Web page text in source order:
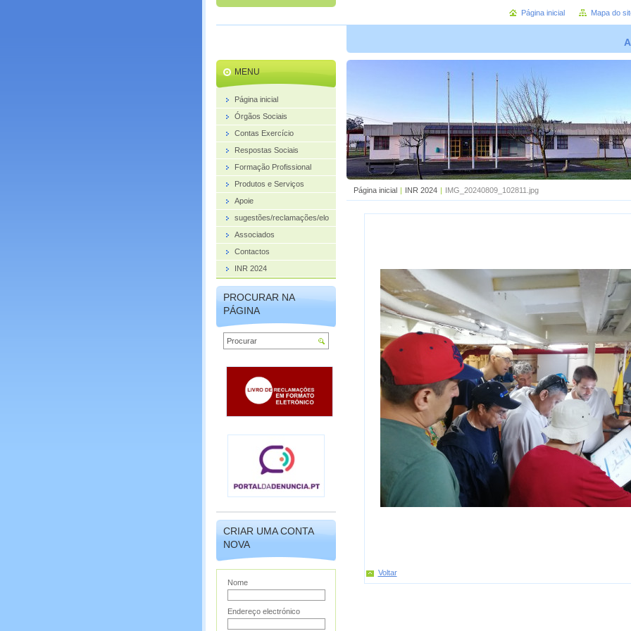
Página inicial | INR 2024 | IMG_20240809_102811.jpg
Voltar
MENU
Página inicial
Órgãos Sociais
Contas Exercício
Respostas Sociais
Formação Profissional
Produtos e Serviços
Apoie
sugestões/reclamações/elogios
Associados
Contactos
INR 2024
PROCURAR NA
PÁGINA
CRIAR UMA CONTA
NOVA
Nome
Endereço electrónico
Página inicial Mapa do